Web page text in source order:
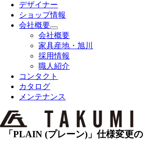
デザイナー
ショップ情報
会社概要
会社概要
家具産地・旭川
採用情報
職人紹介
コンタクト
カタログ
メンテナンス
Larger
Image
「PLAIN (プレーン)」仕様変更